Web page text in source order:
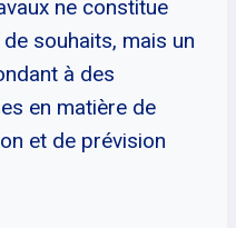
ne constitue
souhaits, mais un
à des
en matière de
et de prévision